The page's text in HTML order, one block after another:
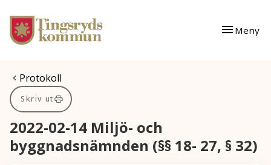
Gå till innehåll
Gå till huvudmeny
Meny
Du är här:
Protokoll
Skriv ut
2022-02-14 Miljö- och
byggnadsnämnden (§§ 18- 27, § 32)